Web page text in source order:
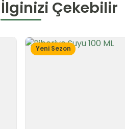
Çekebilir
Yeni Sezon